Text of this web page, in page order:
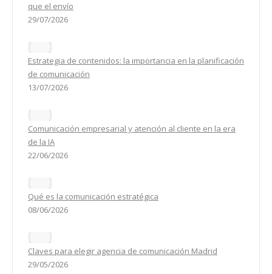
que el envío
29/07/2026
Estrategia de contenidos: la importancia en la planificación
de comunicación
13/07/2026
Comunicación empresarial y atención al cliente en la era
de la IA
22/06/2026
Qué es la comunicación estratégica
08/06/2026
Claves para elegir agencia de comunicación Madrid
29/05/2026